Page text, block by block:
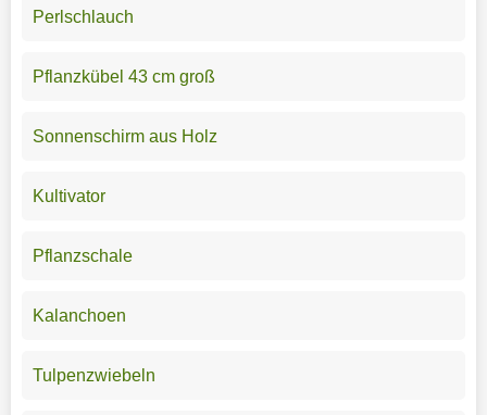
Perlschlauch
Pflanzkübel 43 cm groß
Sonnenschirm aus Holz
Kultivator
Pflanzschale
Kalanchoen
Tulpenzwiebeln